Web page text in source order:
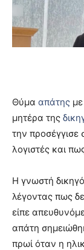
Θύμα απάτης
μητέρα της
την προσέγγισε
λογιστές και
Η γνωστή
λέγοντας πως
είπε
απάτη
πρωί όταν η